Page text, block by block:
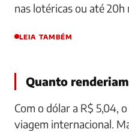
nas lotéricas ou até 20h
LEIA TAMBÉM
Quanto
Com o dólar a R$ 5,04,
viagem internacional.